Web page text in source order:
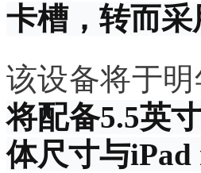
卡槽，转而采
该设备将于
将配备5.5英
体尺寸与iPad